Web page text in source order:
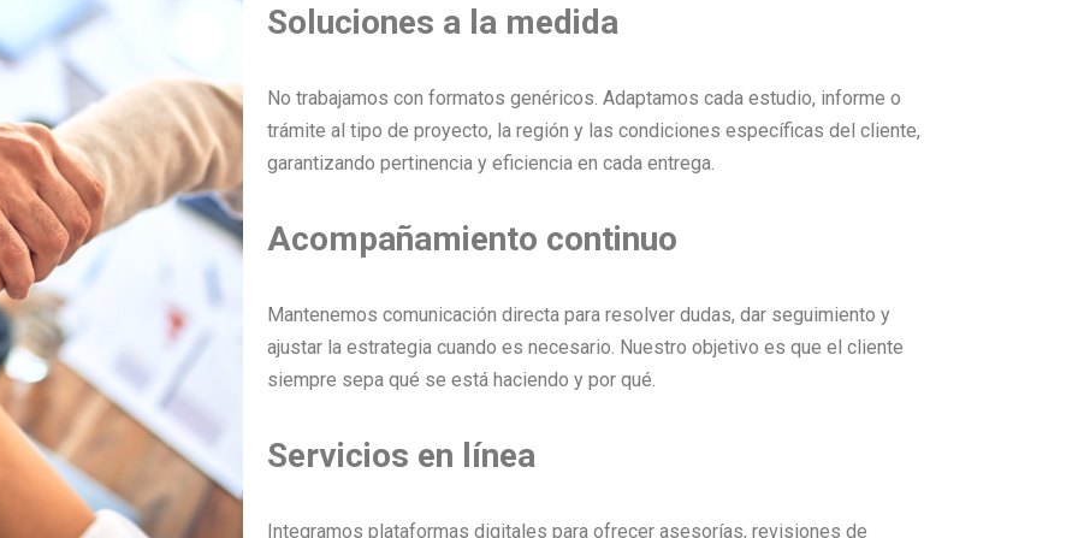
Soluciones a la medida
No trabajamos con formatos genéricos. Adaptamos cada estudio, informe o
trámite al tipo de proyecto, la región y las condiciones específicas del cliente,
garantizando pertinencia y eficiencia en cada entrega.
Acompañamiento continuo
Mantenemos comunicación directa para resolver dudas, dar seguimiento y
ajustar la estrategia cuando es necesario. Nuestro objetivo es que el cliente
siempre sepa qué se está haciendo y por qué.
Servicios en línea
Integramos plataformas digitales para ofrecer asesorías, revisiones de